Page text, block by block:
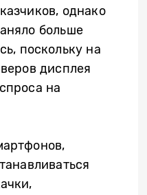
однако
больше
поскольку на
дисплея
на